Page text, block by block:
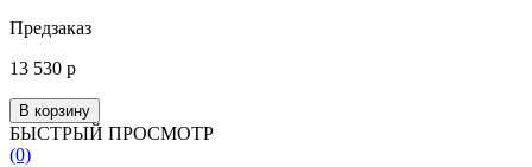
Предзаказ
13 530 р
В корзину
БЫСТРЫЙ ПРОСМОТР
(0)